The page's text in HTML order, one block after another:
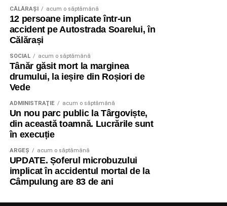
CĂLĂRAŞI acum o săptămână
12 persoane implicate într-un
accident pe Autostrada Soarelui, în
Călărași
SOCIAL acum o săptămână
Tânăr găsit mort la marginea
drumului, la ieșire din Roșiori de
Vede
ADMINISTRAŢIE acum o săptămână
Un nou parc public la Târgoviște,
din această toamnă. Lucrările sunt
în execuție
ARGEȘ acum o săptămână
UPDATE. Șoferul microbuzului
implicat în accidentul mortal de la
Câmpulung are 83 de ani